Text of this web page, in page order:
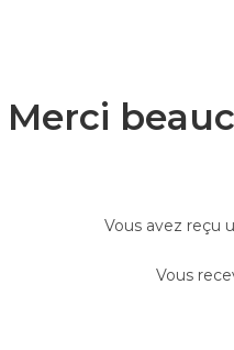
Merci
Vous avez reçu
Vous